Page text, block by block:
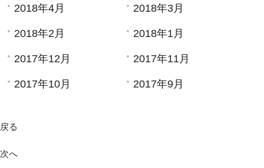
2018年4月 2018年3月
2018年2月 2018年1月
2017年12月 2017年11月
2017年10月 2017年9月
戻る
次へ